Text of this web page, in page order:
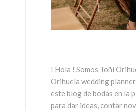
! Hola ! Somos Toñi
Orihuela wedding
este blog de bodas en la
para dar ideas, contar